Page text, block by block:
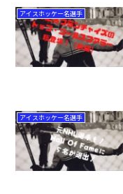
アイスホッケー名選手
アイスホッケー名選手